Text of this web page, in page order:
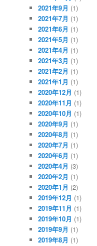
2021年9月 (1)
2021年7月 (1)
2021年6月 (1)
2021年5月 (1)
2021年4月 (1)
2021年3月 (1)
2021年2月 (1)
2021年1月 (1)
2020年12月 (1)
2020年11月 (1)
2020年10月 (1)
2020年9月 (1)
2020年8月 (1)
2020年7月 (1)
2020年6月 (1)
2020年4月 (3)
2020年2月 (1)
2020年1月 (2)
2019年12月 (1)
2019年11月 (1)
2019年10月 (1)
2019年9月 (1)
2019年8月 (1)